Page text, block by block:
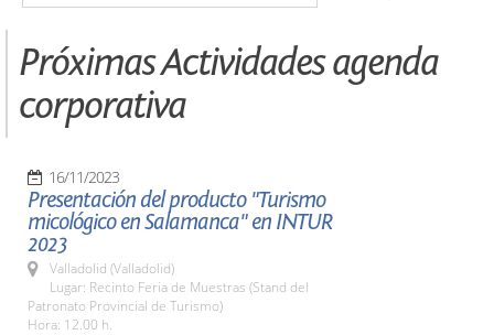
Próximas Actividades agenda
corporativa
16/11/2023
Presentación del producto "Turismo
micológico en Salamanca" en INTUR
2023
Valladolid (Valladolid)
Lugar: Recinto Feria de Muestras (Stand del
Patronato Provincial de Turismo)
Hora: 12.00 h.